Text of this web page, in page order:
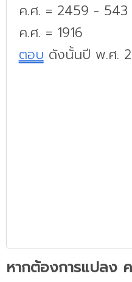
ค.ศ. = 2459 - 543
ค.ศ. = 1916
ตอบ ดังนั้นปี พ.ศ.
หากต้องการแปลง